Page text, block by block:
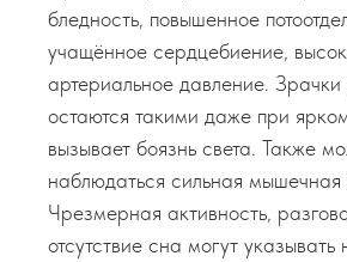
бледность, повышенное
учащённое сердцебиение,
артериальное давление.
остаются такими даже при
вызывает боязнь света. Также
наблюдаться сильная мышечная
Чрезмерная активность,
отсутствие сна могут